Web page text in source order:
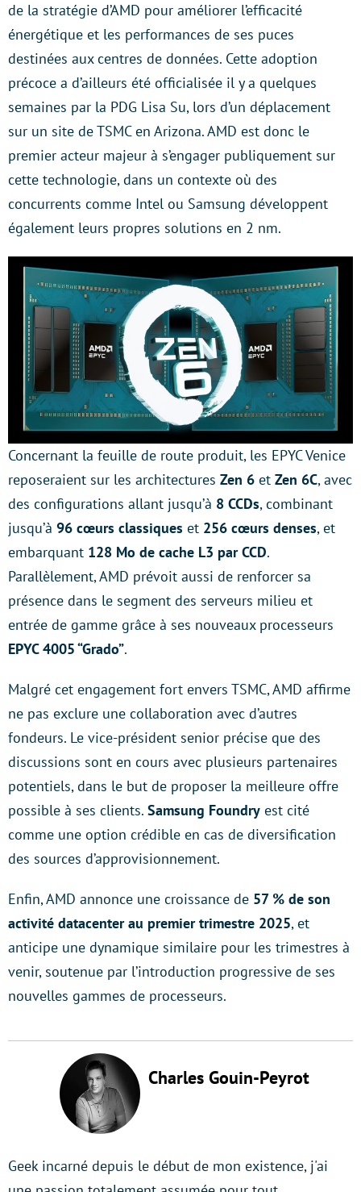
de la stratégie d’AMD pour améliorer l’efficacité
énergétique et les performances de ses puces
destinées aux centres de données. Cette adoption
précoce a d’ailleurs été officialisée il y a quelques
semaines par la PDG Lisa Su, lors d’un déplacement
sur un site de TSMC en Arizona. AMD est donc le
premier acteur majeur à s’engager publiquement sur
cette technologie, dans un contexte où des
concurrents comme Intel ou Samsung développent
également leurs propres solutions en 2 nm.
Concernant la feuille de route produit, les EPYC Venice
reposeraient sur les architectures Zen 6 et Zen 6C, avec
des configurations allant jusqu’à 8 CCDs, combinant
jusqu’à 96 cœurs classiques et 256 cœurs denses, et
embarquant 128 Mo de cache L3 par CCD.
Parallèlement, AMD prévoit aussi de renforcer sa
présence dans le segment des serveurs milieu et
entrée de gamme grâce à ses nouveaux processeurs
EPYC 4005 “Grado”.
Malgré cet engagement fort envers TSMC, AMD affirme
ne pas exclure une collaboration avec d’autres
fondeurs. Le vice-président senior précise que des
discussions sont en cours avec plusieurs partenaires
potentiels, dans le but de proposer la meilleure offre
possible à ses clients. Samsung Foundry est cité
comme une option crédible en cas de diversification
des sources d’approvisionnement.
Enfin, AMD annonce une croissance de 57 % de son
activité datacenter au premier trimestre 2025, et
anticipe une dynamique similaire pour les trimestres à
venir, soutenue par l’introduction progressive de ses
nouvelles gammes de processeurs.
Charles Gouin-Peyrot
Geek incarné depuis le début de mon existence, j'ai